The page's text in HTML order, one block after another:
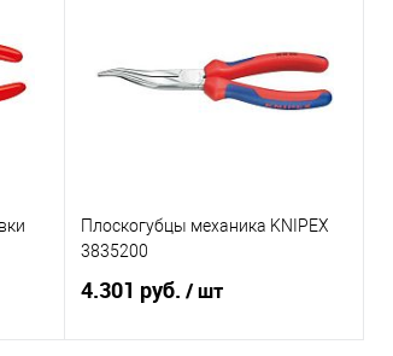
В избранное
Под заказ
Плоскогубцы механика KNIPEX
3835200
4.301 руб./ шт